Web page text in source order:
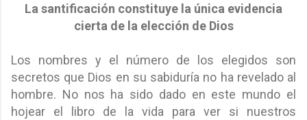
La santificación constituye la única evidencia
cierta de la elección de Dios
Los nombres y el número de los elegidos son
secretos que Dios en su sabiduría no ha revelado al
hombre. No nos ha sido dado en este mundo el
hojear el libro de la vida para ver si nuestros